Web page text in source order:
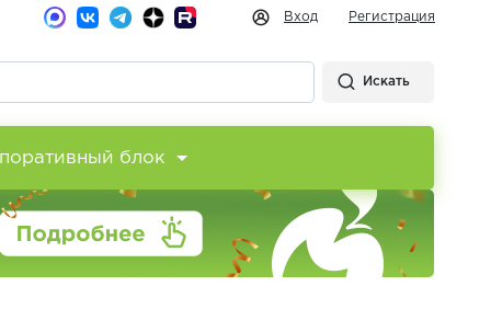
Вход Регистрация
Искать
блок